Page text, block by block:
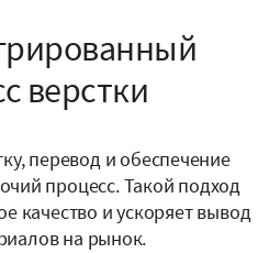
верстки
перевод и обеспечение
процесс. Такой подход
качество и ускоряет вывод
на рынок.